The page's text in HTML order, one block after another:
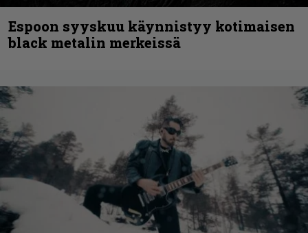
Espoon syyskuu käynnistyy kotimaisen
black metalin merkeissä